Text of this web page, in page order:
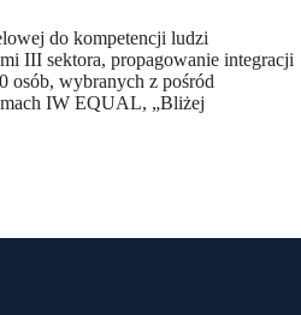
do kompetencji ludzi
III sektora, propagowanie integracji
osób, wybranych z pośród
IW EQUAL, „Bliżej